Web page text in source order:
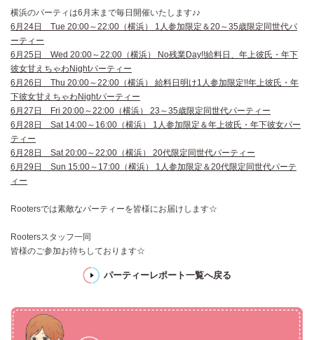
横浜のパーティは6月末まで毎日開催いたします♪♪
6月24日 Tue 20:00～22:00（横浜） 1人参加限定＆20～35歳限定同世代パ
ーティー
6月25日 Wed 20:00～22:00（横浜） No残業Day!!給料日、年上彼氏・年下
彼女甘えちゃわNightパーティー
6月26日 Thu 20:00～22:00（横浜） 給料日明け1人参加限定!!年上彼氏・年
下彼女甘えちゃわNightパーティー
6月27日 Fri 20:00～22:00（横浜） 23～35歳限定同世代パーティー
6月28日 Sat 14:00～16:00（横浜） 1人参加限定＆年上彼氏・年下彼女パー
ティー
6月28日 Sat 20:00～22:00（横浜） 20代限定同世代パーティー
6月29日 Sun 15:00～17:00（横浜） 1人参加限定＆20代限定同世代パーテ
ィー
Rootersでは素敵なパーティーを皆様にお届けします☆
Rootersスタッフ一同
皆様のご参加お待ちしております☆
パーティーレポート一覧へ戻る